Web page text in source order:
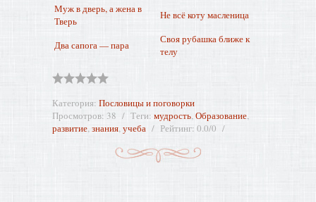
Муж в дверь, а жена в
Тверь
Не всё коту масленица
Два сапога — пара
Своя рубашка ближе к
телу
Категория: Пословицы и поговорки
Просмотров: 38 Теги: мудрость,Образование,
развитие,знания,учеба Рейтинг: 0.0/0